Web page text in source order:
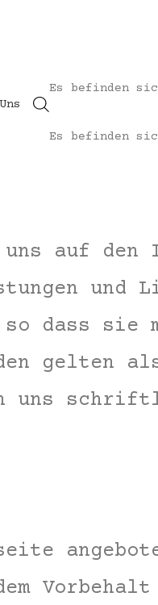
Es befinden
Es befinden
uns auf
und
dass sie
gelten
uns
Vorbehalt